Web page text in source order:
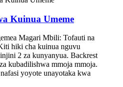
Kuinua Umeme
Magari Mbili: Tofauti na
hiki cha kuinua nguvu
2 za kunyanyua. Backrest
kubadilishwa mmoja mmoja.
yoyote unayotaka kwa